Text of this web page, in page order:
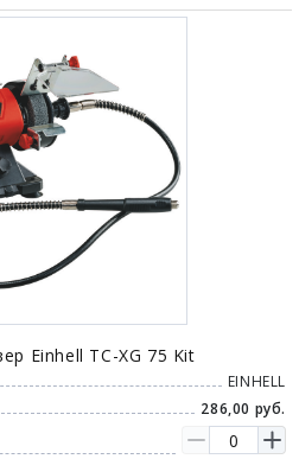
Einhell TC-XG 75 Kit
EINHELL
286,00 руб.